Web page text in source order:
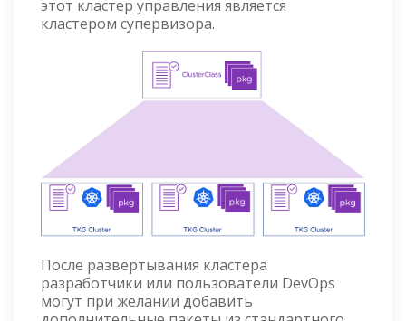
этот кластер управления является
кластером супервизора.
После развертывания кластера
разработчики или пользователи DevOps
могут при желании добавить